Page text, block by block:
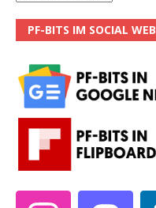
PF-BITS IM SOCIAL WEB